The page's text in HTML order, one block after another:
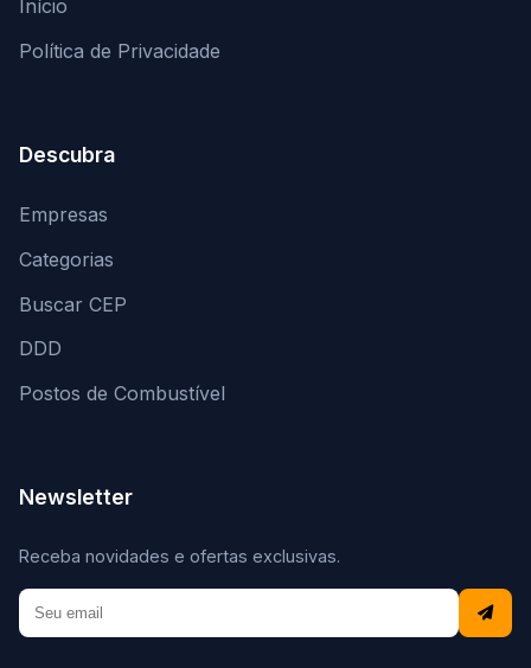
Início
Política de Privacidade
Descubra
Empresas
Categorias
Buscar CEP
DDD
Postos de Combustível
Newsletter
Receba novidades e ofertas exclusivas.